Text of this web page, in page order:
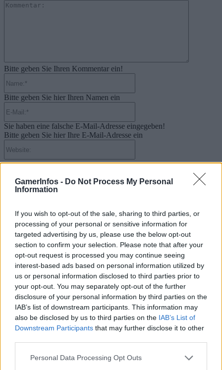
GamerInfos - Do Not Process My Personal
Information
If you wish to opt-out of the sale, sharing to third parties, or
processing of your personal or sensitive information for
targeted advertising by us, please use the below opt-out
section to confirm your selection. Please note that after your
opt-out request is processed you may continue seeing
interest-based ads based on personal information utilized by
us or personal information disclosed to third parties prior to
your opt-out. You may separately opt-out of the further
disclosure of your personal information by third parties on the
IAB’s list of downstream participants. This information may
also be disclosed by us to third parties on the IAB’s List of
Downstream Participants that may further disclose it to other
Personal Data Processing Opt Outs
Bitte geben Sie Ihren Kommentar ein!
Bitte geben Sie hier Ihren Namen ein
Sie haben eine falsche E-Mail-Adresse eingegeben!
Bitte geben Sie hier Ihre E-Mail-Adresse ein
Kategorien
.News
E-Sport
E3 | GamesCom | Events | Messen
Gadgets
Gadgets | Zubehör | Hardware Reviews
Gadgets | Zubehör | Technik
PlayStation